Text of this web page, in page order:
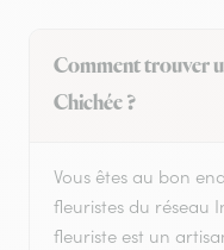
Comment trouver
Chichée ?
Vous êtes au bon
fleuristes du réseau
fleuriste est un